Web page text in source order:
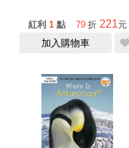
紅利 1 點 79 折 221元
加入購物車